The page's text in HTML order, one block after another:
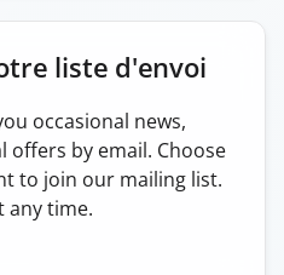
liste d'envoi
occasional news,
offers by email. Choose
to join our mailing list.
any time.